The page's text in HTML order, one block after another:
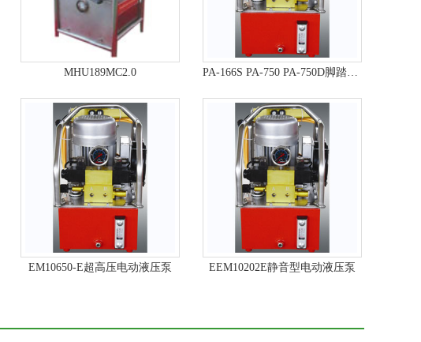
MHU189MC2.0 PA-166S PA-750 PA-750D脚踏式液压泵
EM10650-E超高压电动液压泵 EEM10202E静音型电动液压泵